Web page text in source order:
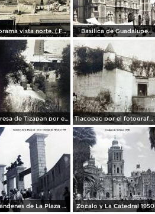
Panorama vista norte. ( Fechada el 20 de Junio de 1905 ). Basilica de Guadalupe.
La presa de Tizapan por el fotografo Fernando Kososky. ( Circulada el 22 de Diembre de 1910 ). Tlacopac por el fotografo Hugo Brehme.
Los andenes de La Plaza de toros Ciudad de México 1950 Zocalo y La Catedral 1950